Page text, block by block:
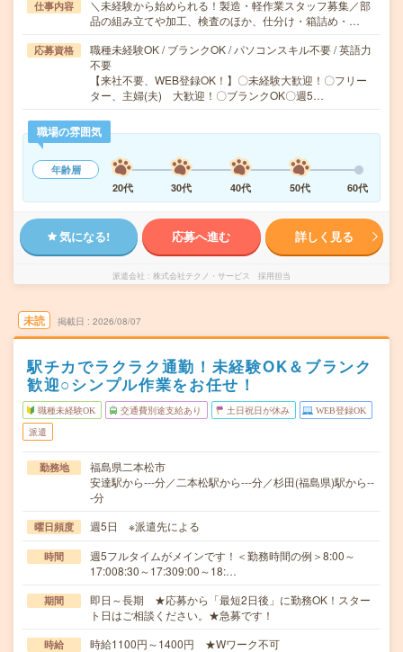
仕事内容
＼未経験から始められる！製造・軽作業スタッフ募集／部
品の組み立てや加工、検査のほか、仕分け・箱詰め・…
応募資格
職種未経験OK / ブランクOK / パソコンスキル不要 / 英語力
不要
【来社不要、WEB登録OK！】〇未経験大歓迎！〇フリー
ター、主婦(夫) 大歓迎！〇ブランクOK〇週5…
職場の雰囲気
年齢層
20代
30代 40代 50代 60代
気になる! 応募へ進む 詳しく見る
派遣会社 株式会社テクノ・サービス 採用担当
未読 掲載日 2026/08/07
駅チカでラクラク通勤！未経験OK＆ブランク
歓迎○シンプル作業をお任せ！
職種未経験OK 交通費別途支給あり 土日祝日が休み WEB登録OK
派遣
勤務地
福島県二本松市
安達駅から---分／二本松駅から---分／杉田(福島県)駅から--
-分
曜日頻度 週5日 ※派遣先による
時間
週5フルタイムがメインです！＜勤務時間の例＞8:00～
17:008:30～17:309:00～18:…
期間
即日～長期 ★応募から「最短2日後」に勤務OK！スター
ト日はご相談ください。★急募です！
時給 時給1100円～1400円 ★Wワーク不可